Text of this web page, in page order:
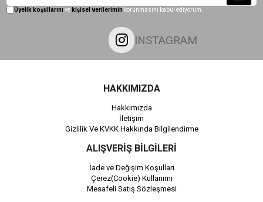
Üyelik koşullarını ve kişisel verilerimin korunmasını kabul ediyorum.
INSTAGRAM
HAKKIMIZDA
Hakkımızda
İletişim
Gizlilik Ve KVKK Hakkında Bilgilendirme
ALIŞVERİŞ BİLGİLERİ
İade ve Değişim Koşulları
Çerez(Cookie) Kullanımı
Mesafeli Satış Sözleşmesi